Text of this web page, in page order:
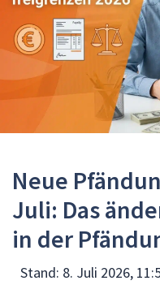
Neue
Juli: Das
in der
Stand: 8. Juli 2026,